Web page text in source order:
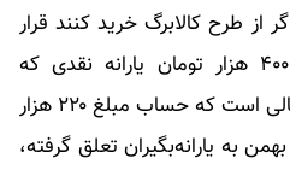
از طرح کالابرگ خرید کنند قرار
است این مبلغ از ۳۰۰ یا ۴۰۰ هزار تومان یارانه نقدی که
می‌گیرند کسر شود. این در حالی است که حساب مبلغ ۲۲۰ هزار
تومان که به عنوان عیدی ۲۲ بهمن به یارانه‌بگیران تعلق گرفته،